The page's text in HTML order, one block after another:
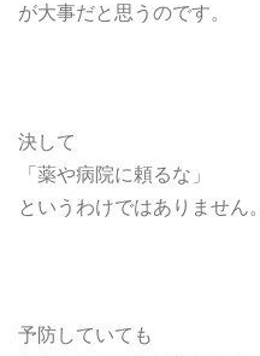
が大事だと思うのです。
決して
「薬や病院に頼るな」
というわけではありません。
予防していても